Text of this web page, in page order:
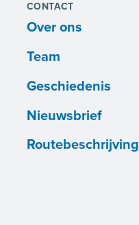
CONTACT
Over ons
Team
Geschiedenis
Nieuwsbrief
Routebeschrijving